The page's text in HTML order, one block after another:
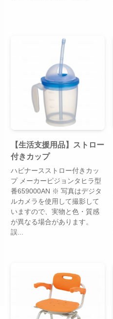
【生活支援用品】ストロー
付きカップ
ハビナースストロー付きカッ
プ メーカーピジョンタヒラ型
番659000AN ※ 写真はデジタ
ルカメラを使用して撮影して
いますので、実物と色・質感
が異なる場合があります。
誤...